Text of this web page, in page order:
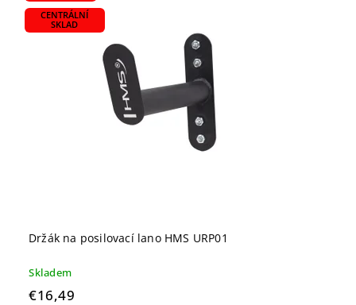
Abecedne
CENTRÁLNÍ
SKLAD
Držák na posilovací lano HMS URP01
Skladem
€16,49